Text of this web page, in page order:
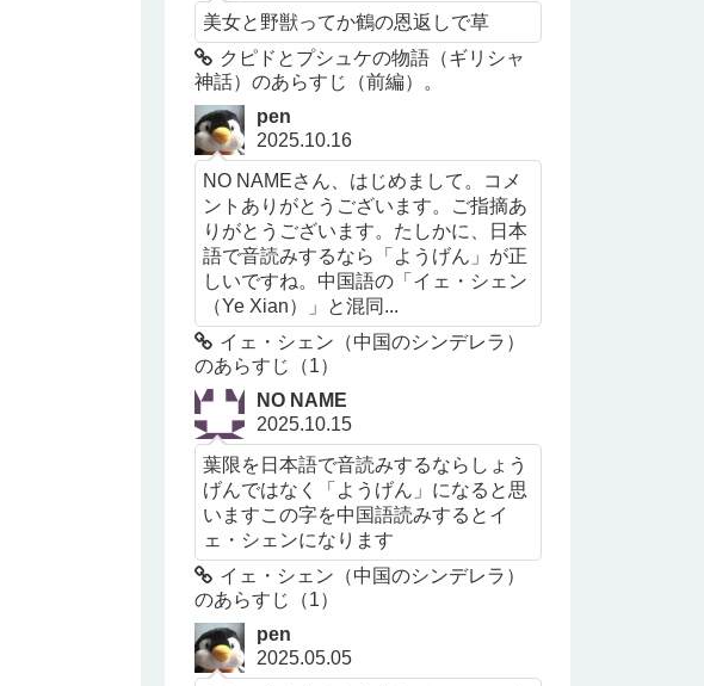
美女と野獣ってか鶴の恩返しで草
クピドとプシュケの物語（ギリシャ
神話）のあらすじ（前編）。
pen
2025.10.16
NO NAMEさん、はじめまして。コメ
ントありがとうございます。ご指摘あ
りがとうございます。たしかに、日本
語で音読みするなら「ようげん」が正
しいですね。中国語の「イェ・シェン
（Ye Xian）」と混同...
イェ・シェン（中国のシンデレラ）
のあらすじ（1）
NO NAME
2025.10.15
葉限を日本語で音読みするならしょう
げんではなく「ようげん」になると思
いますこの字を中国語読みするとイ
ェ・シェンになります
イェ・シェン（中国のシンデレラ）
のあらすじ（1）
pen
2025.05.05